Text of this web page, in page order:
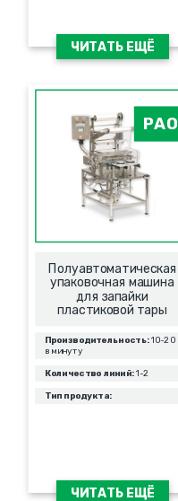
ЧИТАТЬ ЕЩЁ
PAO
Полуавтоматическая
упаковочная машина
для запайки
пластиковой тары
Производительность:10-20
в минуту
Количество линий:1-2
Тип продукта:
ЧИТАТЬ ЕЩЁ